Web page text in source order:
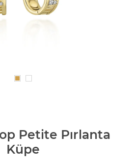
Petite Pırlanta
Küpe